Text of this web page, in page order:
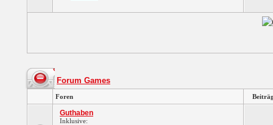
Forum Games
Foren
Guthaben
Inklusive: